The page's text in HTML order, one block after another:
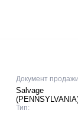
Документ
Salvage
Тип: